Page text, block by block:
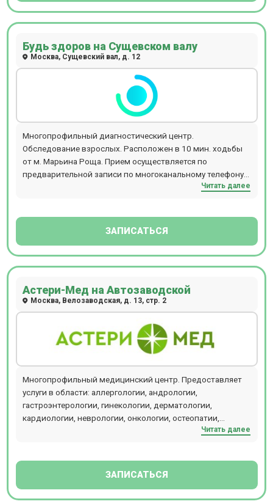
Будь здоров на Сущевском валу
Москва, Сущевский вал, д. 12
Многопрофильный диагностический центр.
Обследование взрослых. Расположен в 10 мин. ходьбы
от м. Марьина Роща. Прием осуществляется по
предварительной записи по многоканальному телефону и
Читать далее
ЗАПИСАТЬСЯ
Астери-Мед на Автозаводской
Москва, Велозаводская, д. 13, стр. 2
Многопрофильный медицинский центр. Предоставляет
услуги в области: аллергологии, андрологии,
гастроэнтерологии, гинекологии, дерматологии,
кардиологии, неврологии, онкологии, остеопатии,
отоларингологии, офтальмологии, психиатрии,
лекарства с доставкой на дом или в офис. Клиника
Читать далее
ЗАПИСАТЬСЯ